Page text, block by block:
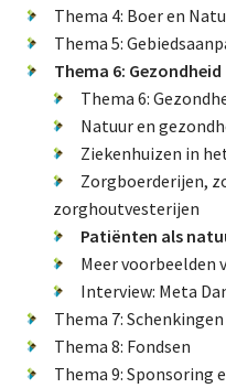
Thema 4: Boer en
Thema 5:
Thema 6: Gezondheid
Thema 6:
Natuur en
Ziekenhuizen in
Zorgboerderijen,
zorghoutvesterijen
Patiënten als
Meer voorbeelden
Interview: Meta
Thema 7: Schenkingen
Thema 8: Fondsen
Thema 9: Sponsoring